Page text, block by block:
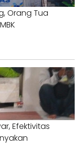
Orang Tua
Efektivitas